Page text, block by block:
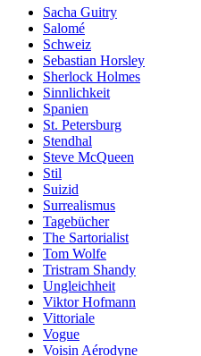
Sacha Guitry
Salomé
Schweiz
Sebastian Horsley
Sherlock Holmes
Sinnlichkeit
Spanien
St. Petersburg
Stendhal
Steve McQueen
Stil
Suizid
Surrealismus
Tagebücher
The Sartorialist
Tom Wolfe
Tristram Shandy
Ungleichheit
Viktor Hofmann
Vittoriale
Vogue
Voisin Aérodyne